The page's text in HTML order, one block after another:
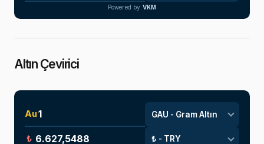
Powered by VKM
Altın Çevirici
Au
₺